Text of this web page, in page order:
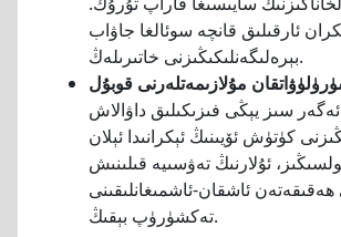
ئارقىلىق قانچە سوئالغا جاۋاب
بېرەلىگەنلىكىڭىزنى خاتىرىلەڭ.
مۇلازىمەتلەرنى قوبۇل
ئەگەر سىز يېڭى فىزىكىلىق داۋالاش
كۈتۈش ئۆيىنىڭ ئېكرانىدا ئېلان
ئۇلارنىڭ تەۋسىيە قىلىنىش
ھەقىقەتەن ئاشقان-ئاشمىغانلىقىنى
تەكشۈرۈپ بېقىڭ.